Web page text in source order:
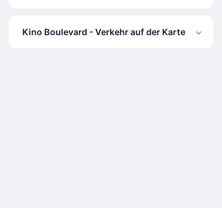
Kino Boulevard - Verkehr auf der Karte